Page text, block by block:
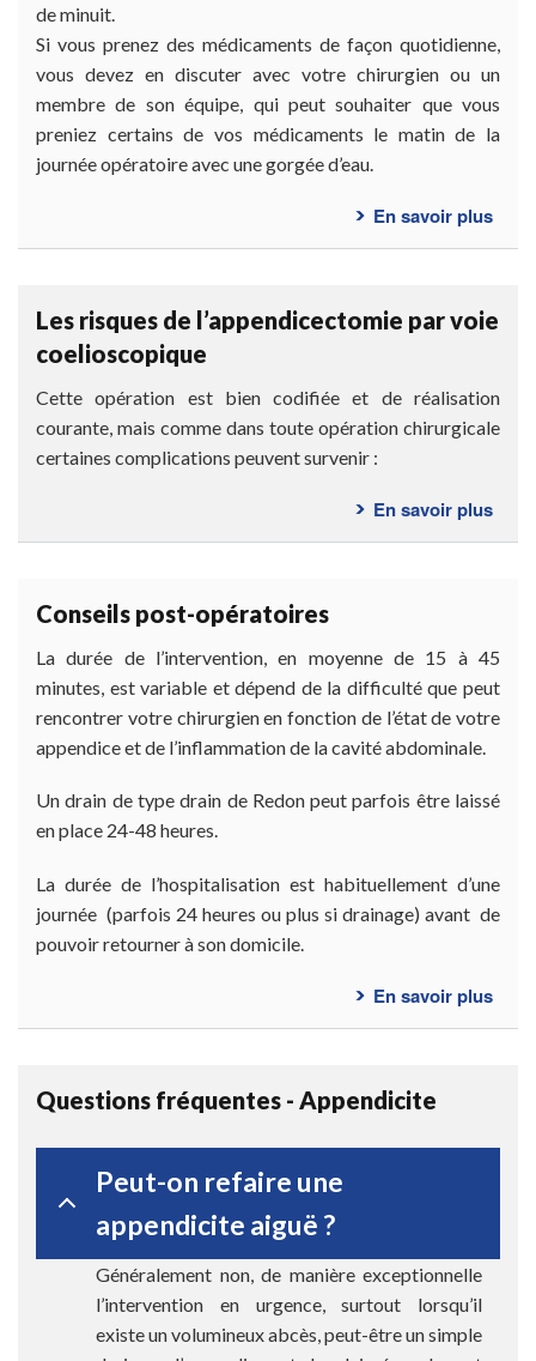
?
de minuit.
Si vous prenez des médicaments de façon quotidienne,
vous devez en discuter avec votre chirurgien ou un
membre de son équipe, qui peut souhaiter que vous
preniez certains de vos médicaments le matin de la
journée opératoire avec une gorgée d’eau.
En savoir plussur
Les risques de l’appendicectomie par voie
coelioscopique
Cette opération est bien codifiée et de réalisation
courante, mais comme dans toute opération chirurgicale
certaines complications peuvent survenir :
En savoir plussur
Les
par
voie
Conseils post-opératoires
La durée de l’intervention, en moyenne de 15 à 45
minutes, est variable et dépend de la difficulté que peut
rencontrer votre chirurgien en fonction de l’état de votre
appendice et de l’inflammation de la cavité abdominale.
Un drain de type drain de Redon peut parfois être laissé
en place 24-48 heures.
La durée de l’hospitalisation est habituellement d’une
journée (parfois 24 heures ou plus si drainage) avant de
pouvoir retourner à son domicile.
En savoir plussur
Questions fréquentes - Appendicite
Peut-on refaire une
appendicite aiguë ?
Généralement non, de manière exceptionnelle
l’intervention en urgence, surtout lorsqu’il
existe un volumineux abcès, peut-être un simple